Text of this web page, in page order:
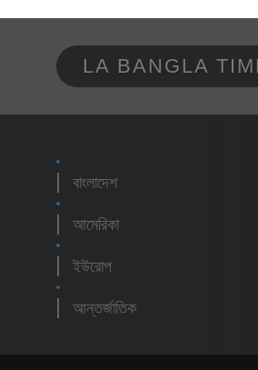
LA BANGLA
বাংলাদেশ
আমেরিকা
ইউরোপ
আন্তর্জাতিক